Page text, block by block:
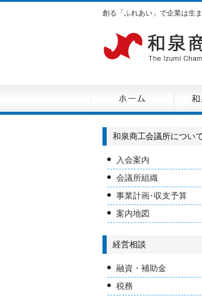
創る「ふれあい」で企業は生
和泉商工会議所につい
入会案内
会議所組織
事業計画･収支予算
案内地図
経営相談
融資・補助金
税務